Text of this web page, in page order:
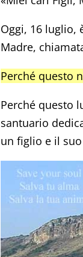
Oggi, 16 luglio,
Madre,
Perché questo
Perché questo
santuario
un figlio e il suo